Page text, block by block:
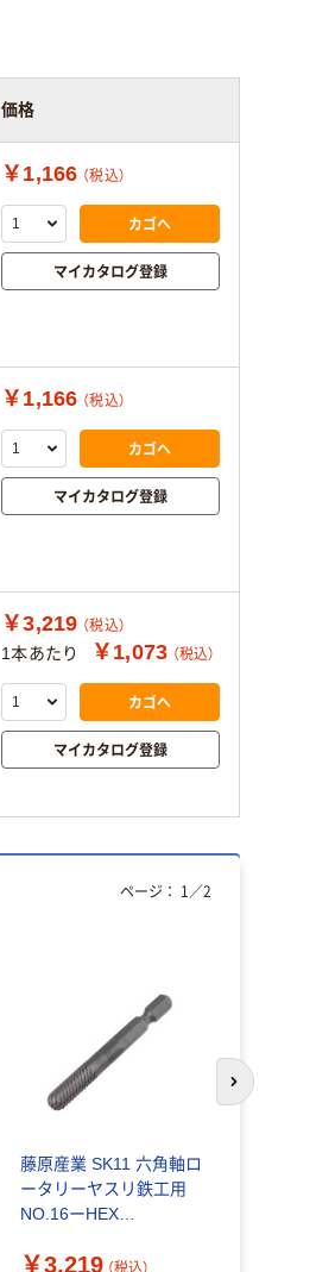
価格
￥1,166 （税込）
カゴへ
マイカタログ登録
￥1,166 （税込）
カゴへ
マイカタログ登録
￥3,219 （税込）
1本あたり ￥1,073 （税込）
カゴへ
マイカタログ登録
藤原産業 SK11 六角軸ロ
ータリーヤスリ鉄工用
NO.16ーHEX
ト(3本)（直送品）
￥3,219 （税込）
ページ： 1 ／2
次のスライド